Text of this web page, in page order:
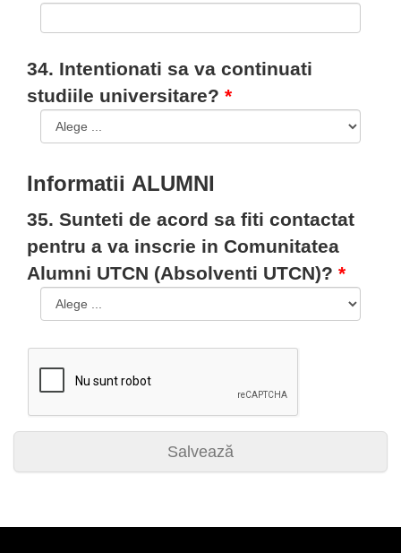
34. Intentionati sa va continuati
studiile universitare?
Informatii ALUMNI
35. Sunteti de acord sa fiti contactat
pentru a va inscrie in Comunitatea
Alumni UTCN (Absolventi UTCN)?
Salvează